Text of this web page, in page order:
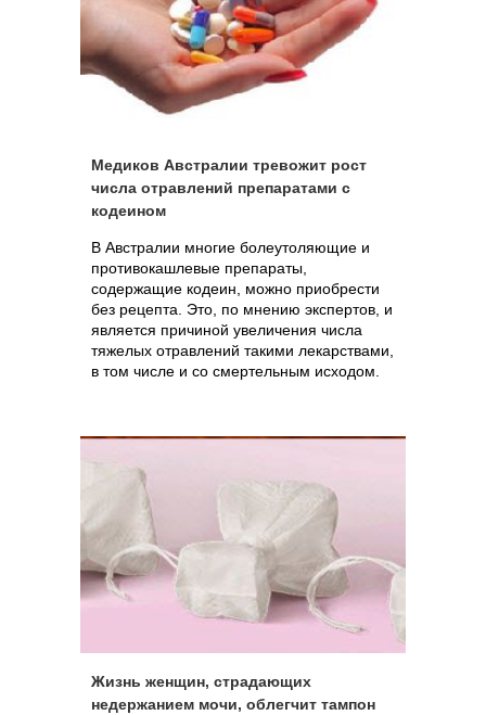
Медиков Австралии тревожит рост
числа отравлений препаратами с
кодеином
В Австралии многие болеутоляющие и
противокашлевые препараты,
содержащие кодеин, можно приобрести
без рецепта. Это, по мнению экспертов, и
является причиной увеличения числа
тяжелых отравлений такими лекарствами,
в том числе и со смертельным исходом.
Жизнь женщин, страдающих
недержанием мочи, облегчит тампон